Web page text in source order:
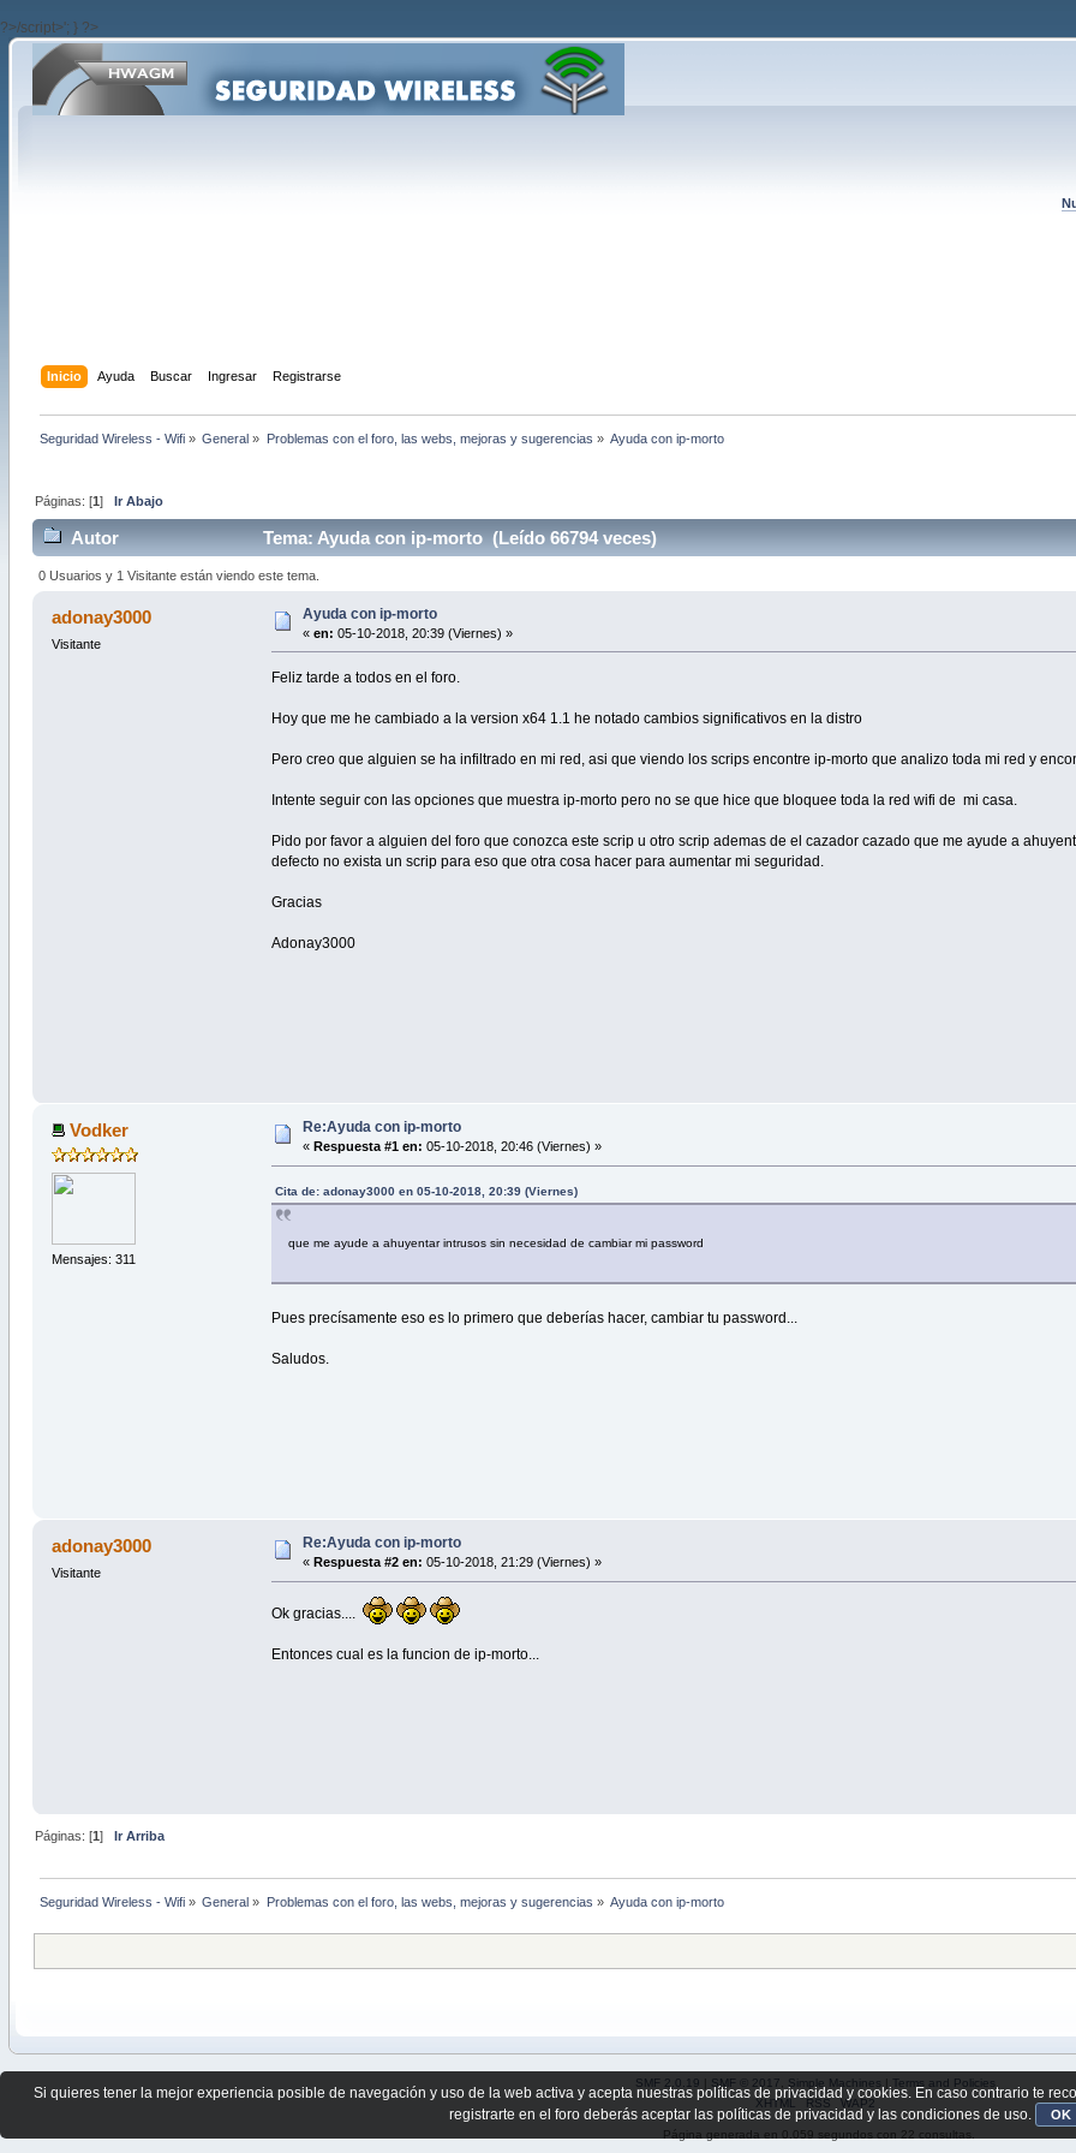
?>/script>'; } ?>
Inicio Ayuda Buscar Ingresar Registrarse
Seguridad Wireless - Wifi» General » Problemas con el foro, las webs, mejoras y sugerencias » Ayuda con ip-morto
Páginas: [1] Ir Abajo
Autor Tema: Ayuda con ip-morto (Leído 66794 veces)
0 Usuarios y 1 Visitante están viendo este tema.
adonay3000
Visitante
Ayuda con ip-morto
« en: 05-10-2018, 20:39 (Viernes) »
Feliz tarde a todos en el foro.
Hoy que me he cambiado a la version x64 1.1 he notado cambios significativos en la distro
Pero creo que alguien se ha infiltrado en mi red, asi que viendo los scrips encontre ip-morto que analizo toda mi red y
Intente seguir con las opciones que muestra ip-morto pero no se que hice que bloquee toda la red wifi de mi casa.
Pido por favor a alguien del foro que conozca este scrip u otro scrip ademas de el cazador cazado que me ayude a
defecto no exista un scrip para eso que otra cosa hacer para aumentar mi seguridad.
Gracias
Adonay3000
Vodker
Mensajes: 311
Re:Ayuda con ip-morto
« Respuesta #1 en: 05-10-2018, 20:46 (Viernes) »
Cita de: adonay3000 en 05-10-2018, 20:39 (Viernes)
que me ayude a ahuyentar intrusos sin necesidad de cambiar mi password
Pues precísamente eso es lo primero que deberías hacer, cambiar tu password...
Saludos.
adonay3000
Visitante
Re:Ayuda con ip-morto
« Respuesta #2 en: 05-10-2018, 21:29 (Viernes) »
Ok gracias....
Entonces cual es la funcion de ip-morto...
Páginas: [1 ]
Ir Arriba
Seguridad Wireless - Wifi» General » Problemas con el foro, las webs, mejoras y sugerencias » Ayuda con ip-morto
SMF 2.0.19 SMF © 2017, Simple Machines
Terms and Policies
XHTML
RSS WAP2
Página generada en 0.059 segundos con 22 consultas.
Si quieres tener la mejor experiencia posible de navegación y uso de la web activa y acepta nuestras políticas de privacidad y cookies. En caso contrario te
registrarte en el foro deberás aceptar las políticas de privacidad y las condiciones de uso.
OK